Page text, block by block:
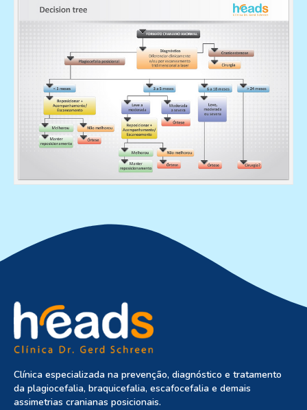
Clínica especializada na prevenção, diagnóstico e tratamento
da plagiocefalia, braquicefalia, escafocefalia e demais
assimetrias cranianas posicionais.